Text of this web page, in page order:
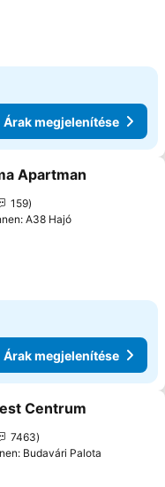
Árak megjelenítése
a kedvencekhez
Apartman
159
A38 Hajó
Árak megjelenítése
a kedvencekhez
Centrum
7463
Budavári Palota